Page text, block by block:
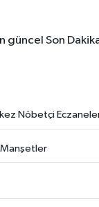
güncel Son
Nöbetçi
Manşetler